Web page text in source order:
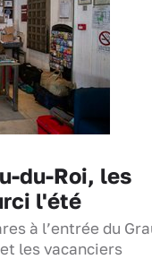
du-Roi, les
l'été
à l’entrée du
les vacanciers